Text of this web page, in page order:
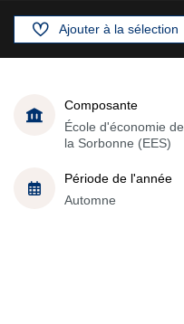
Ajouter à la sélection
Composante
École d'économie de
la Sorbonne (EES)
Période de l'année
Automne